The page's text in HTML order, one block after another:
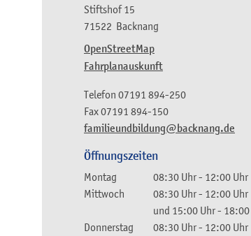
Stiftshof 15
71522 Backnang
OpenStreetMap
Fahrplanauskunft
familieundbildung@backnang.de
Telefon 07191 894-250
Fax07191 894-150
Öffnungszeiten
Montag 08:30 Uhr- 12:00 Uhr
Mittwoch
08:30 Uhr- 12:00 Uhr
und 15:00 Uhr-
Donnerstag
08:30 Uhr- 12:00 Uhr